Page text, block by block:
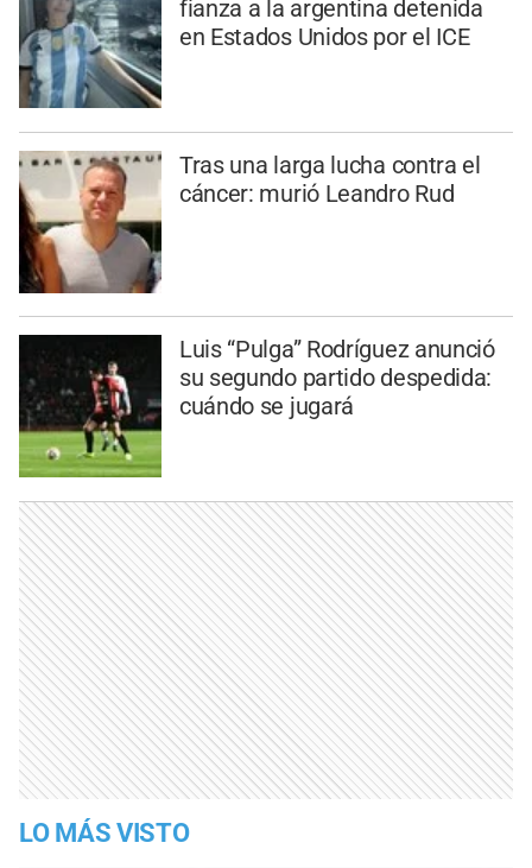
fianza a la argentina detenida
en Estados Unidos por el ICE
Tras una larga lucha contra el
cáncer: murió Leandro Rud
Luis “Pulga” Rodríguez anunció
su segundo partido despedida:
cuándo se jugará
LO MÁS VISTO